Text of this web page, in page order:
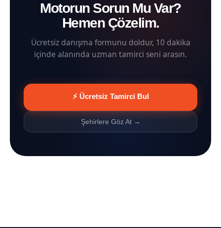
Motorun Sorun Mu Var?
Hemen Çözelim.
Ücretsiz danışma formunu doldur, 10 dakika
içinde alanında uzman tamirci seni arasın.
⚡ Ücretsiz Tamirci Bul
Şehirlere Göz At →